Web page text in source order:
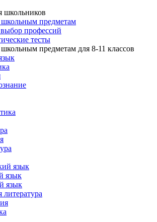
школьников
предметам
профессий
тесты
предметам для 8-11 классов
язык
язык
язык
литература